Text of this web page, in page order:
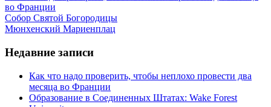
во Франции
Собор Святой Богородицы
Мюнхенский Мариенплац
Недавние записи
Как что надо проверить, чтобы неплохо провести два
месяца во Франции
Образование в Соединенных Штатах: Wake Forest